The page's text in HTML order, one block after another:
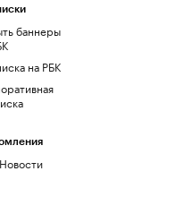
баннеры
на РБК